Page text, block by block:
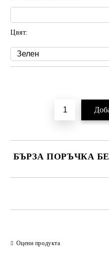
Цвят:
БЪРЗА ПОРЪЧКА
Оцени продукта